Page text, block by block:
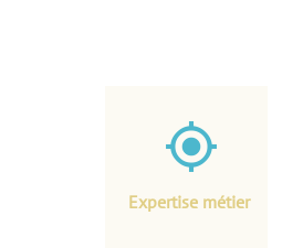
gps_fixed
Expertise métier